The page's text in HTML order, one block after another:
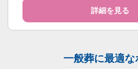
詳細を見る
一般葬に最適な